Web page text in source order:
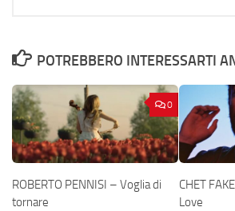
POTREBBERO INTERESSARTI
0
ROBERTO PENNISI – Voglia di
tornare
CHET
Love